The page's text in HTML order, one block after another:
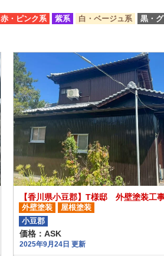
赤・ピンク系 紫系 白・ベージュ系 黒・
価格：ASK
2025年9月24日 更新
外壁塗装
屋根塗装
小豆郡